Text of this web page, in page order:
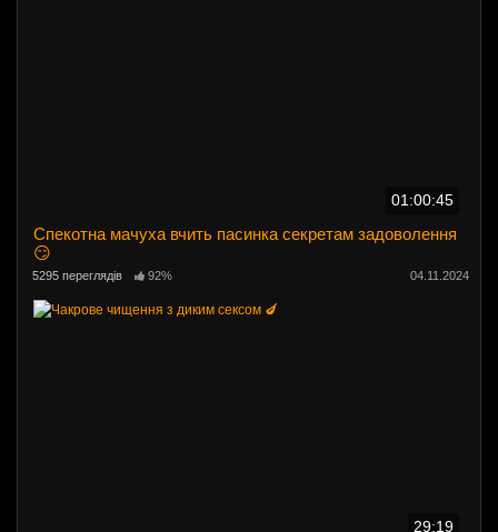
01:00:45
Спекотна мачуха вчить пасинка секретам задоволення
😏
5295 переглядів 92% 04.11.2024
29:19